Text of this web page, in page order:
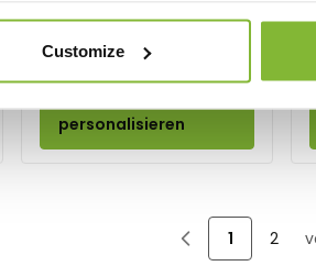
Customize
Diameter ∅50
Ab1,15
personalisieren
Sie lesen
1 Seite
2